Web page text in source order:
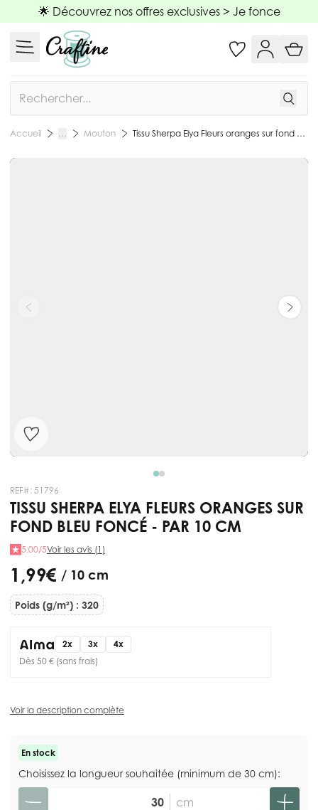
Allez au contenu
🌟 Découvrez nos offres exclusives > Je fonce
Accueil … Mouton Tissu Sherpa Elya Fleurs oranges sur fond Bleu foncé - Par 10 cm
REF#: 51796
TISSU SHERPA ELYA FLEURS ORANGES SUR
FOND BLEU FONCÉ - PAR 10 CM
5.00/5Voir les avis (1)
1,99 € / 10 cm
Poids (g/m²) : 320
2x 3x
4x
Dès 50 € (sans frais)
Voir la description complète
En stock
Choisissez la longueur souhaitée (minimum de 30 cm):
cm